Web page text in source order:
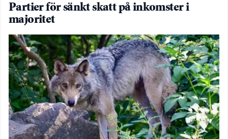
Partier för sänkt skatt på inkomster i
majoritet